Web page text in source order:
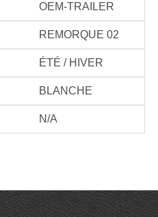
OEM-TRAILER
REMORQUE 02
ÉTÉ / HIVER
BLANCHE
N/A